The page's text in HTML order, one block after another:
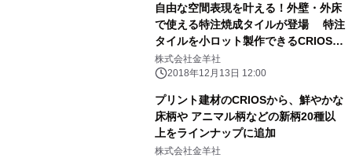
自由な空間表現を叶える！外壁・外床
で使える特注焼成タイルが登場 特注
タイルを小ロット製作できるCRIOSが
新ラインナップを追加
株式会社金羊社
2018年12月13日 12:00
プリント建材のCRIOSから、鮮やかな
床柄や アニマル柄などの新柄20種以
上をラインナップに追加
株式会社金羊社